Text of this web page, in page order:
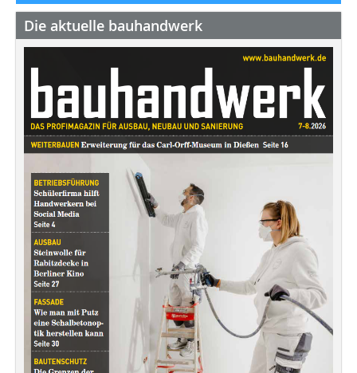
Die aktuelle bauhandwerk